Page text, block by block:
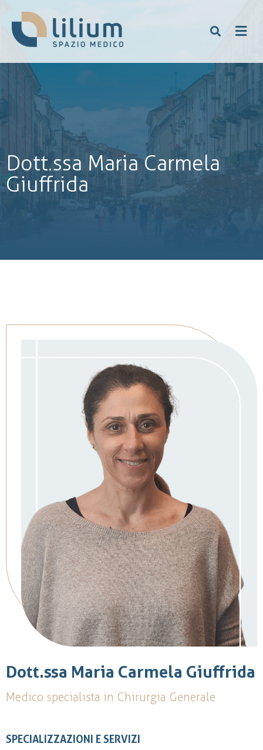
Dott.ssa Maria Carmela
Giuffrida
Dott.ssa Maria Carmela Giuffrida
Medico specialista in Chirurgia Generale
SPECIALIZZAZIONI E SERVIZI